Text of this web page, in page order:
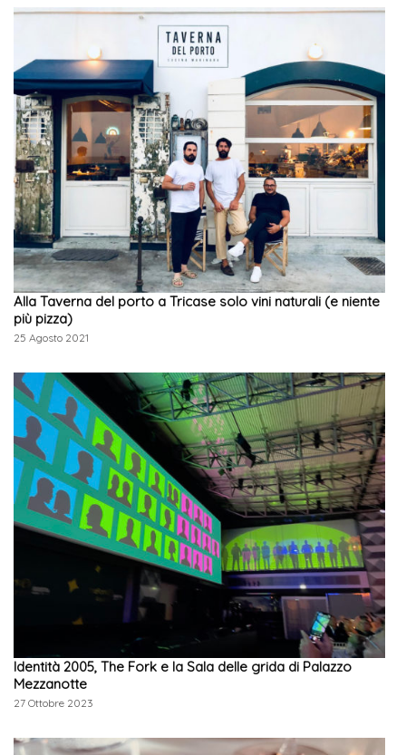
Alla Taverna del porto a Tricase solo vini naturali (e niente
più pizza)
25 Agosto 2021
Identità 2005, The Fork e la Sala delle grida di Palazzo
Mezzanotte
27 Ottobre 2023